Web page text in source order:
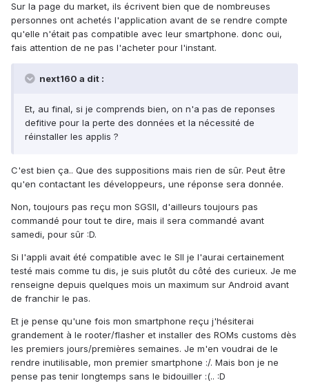
Sur la page du market, ils écrivent bien que de nombreuses
personnes ont achetés l'application avant de se rendre compte
qu'elle n'était pas compatible avec leur smartphone. donc oui,
fais attention de ne pas l'acheter pour l'instant.
next160 a dit :
Et, au final, si je comprends bien, on n'a pas de reponses
defitive pour la perte des données et la nécessité de
réinstaller les applis ?
C'est bien ça.. Que des suppositions mais rien de sûr. Peut être
qu'en contactant les développeurs, une réponse sera donnée.
Non, toujours pas reçu mon SGSII, d'ailleurs toujours pas
commandé pour tout te dire, mais il sera commandé avant
samedi, pour sûr :D.
Si l'appli avait été compatible avec le SII je l'aurai certainement
testé mais comme tu dis, je suis plutôt du côté des curieux. Je me
renseigne depuis quelques mois un maximum sur Android avant
de franchir le pas.
Et je pense qu'une fois mon smartphone reçu j'hésiterai
grandement à le rooter/flasher et installer des ROMs customs dès
les premiers jours/premières semaines. Je m'en voudrai de le
rendre inutilisable, mon premier smartphone :/. Mais bon je ne
pense pas tenir longtemps sans le bidouiller :(.. :D